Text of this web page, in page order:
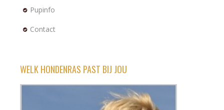
Pupinfo
Contact
WELK HONDENRAS PAST BIJ JOU